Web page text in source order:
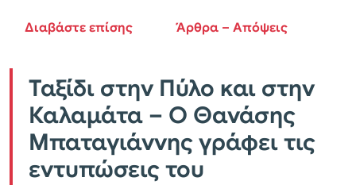
Διαβάστε επίσης Άρθρα – Απόψεις
Ταξίδι στην Πύλο και στην
Καλαμάτα – Ο Θανάσης
Μπαταγιάννης γράφει τις
εντυπώσεις του